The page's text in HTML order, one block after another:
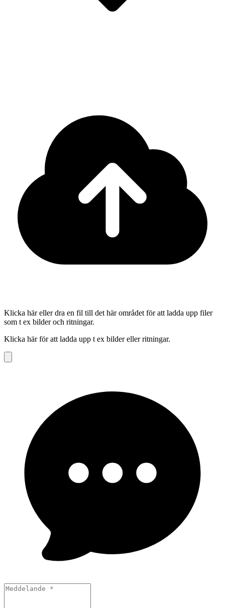
Klicka här eller dra en fil till det här området för att ladda upp filer
som t ex bilder och ritningar.
Klicka här för att ladda upp t ex bilder eller ritningar.